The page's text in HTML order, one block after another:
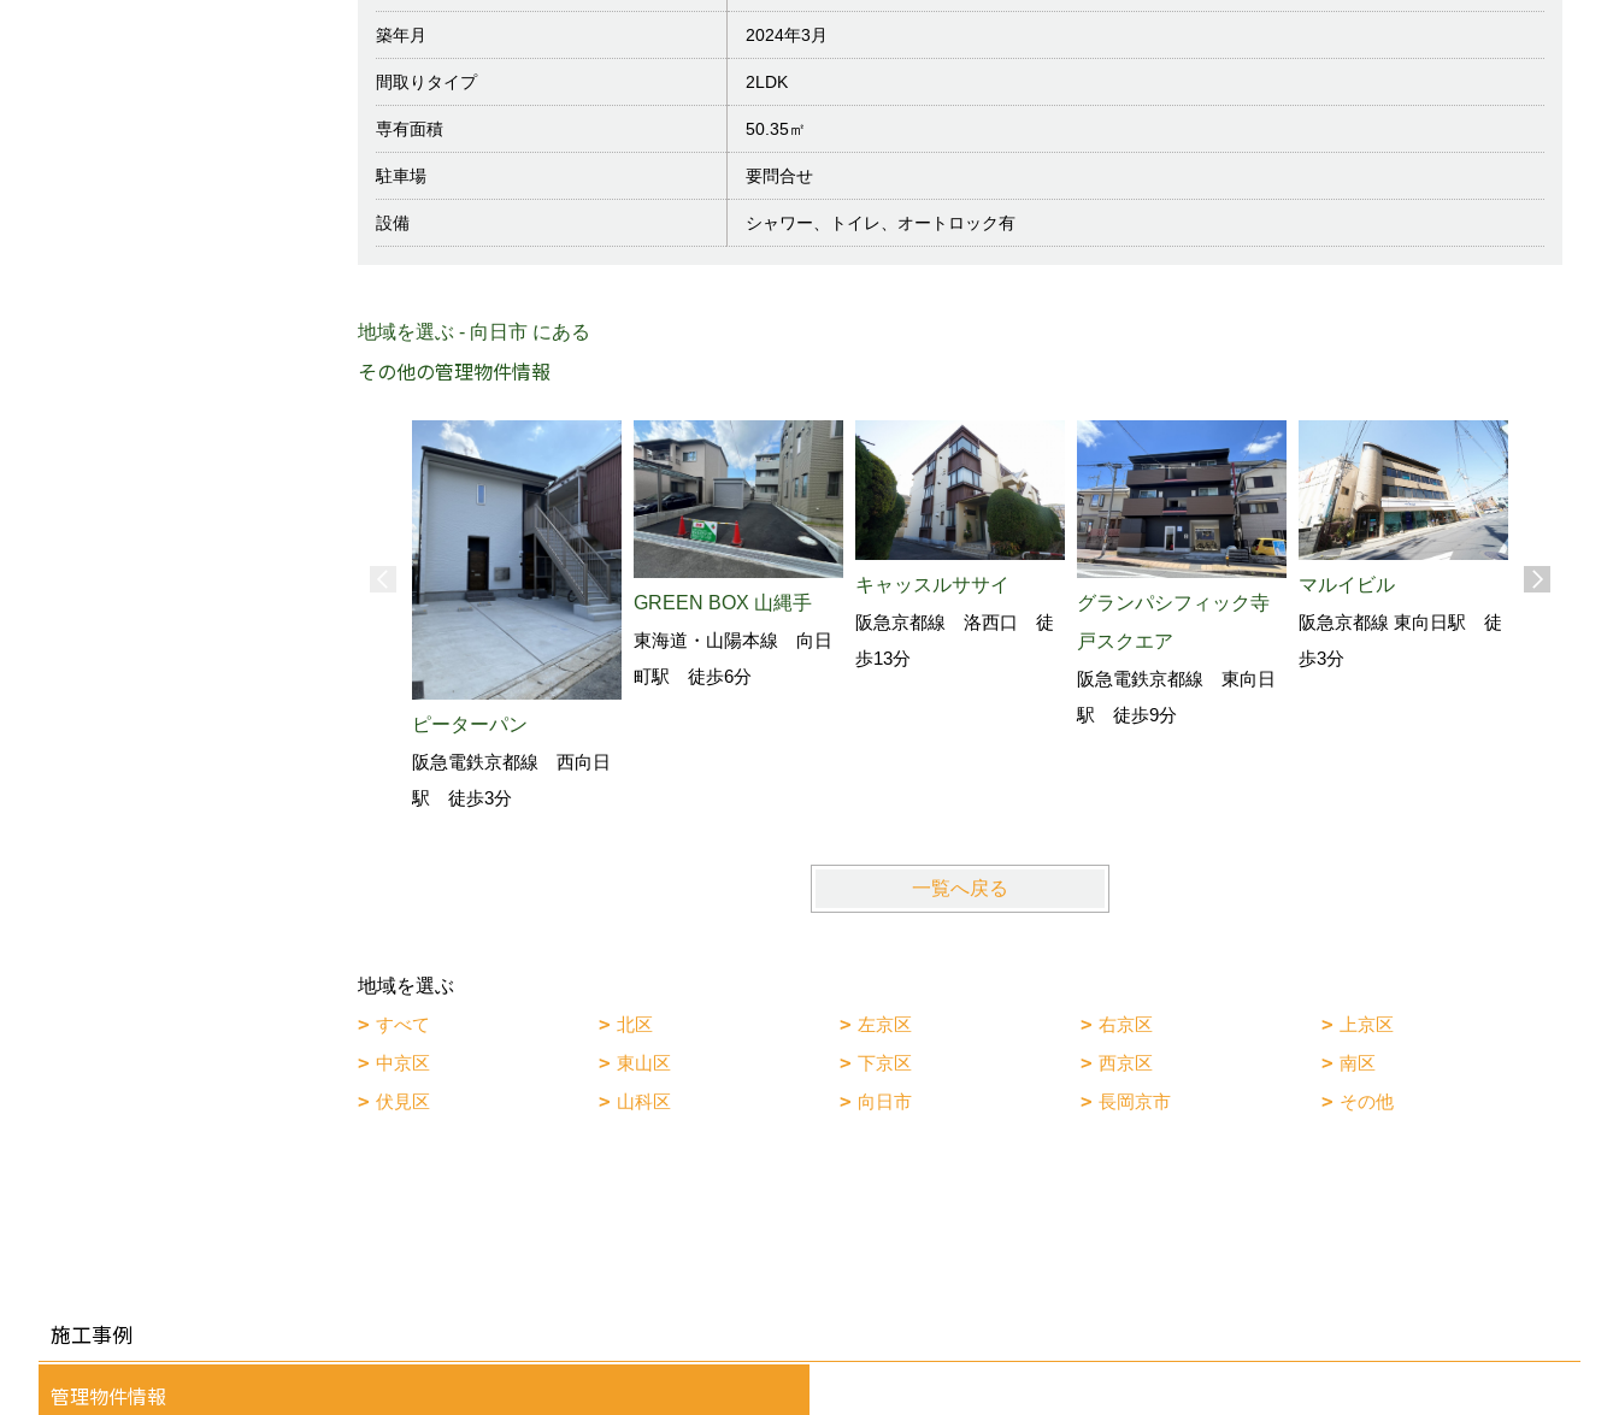
築年月 2024年3月
間取りタイプ 2LDK
専有面積 50.35㎡
駐車場 要問合せ
設備 シャワー、トイレ、オートロック有
地域を選ぶ - 向日市 にある
その他の管理物件情報
ピーターパン
阪急電鉄京都線 西向日
駅 徒歩3分
GREEN BOX 山縄手
東海道・山陽本線 向日
町駅 徒歩6分
キャッスルササイ
阪急京都線 洛西口 徒
歩13分
グランパシフィック寺
戸スクエア
阪急電鉄京都線 東向日
駅 徒歩9分
マルイビル
阪急京都線 東向日駅 徒
歩3分
一覧へ戻る
地域を選ぶ
すべて
北区 左京区 右京区
上京区
中京区
東山区 下京区 西京区
南区
伏見区
山科区 向日市 長岡京市 その他
施工事例
管理物件情報